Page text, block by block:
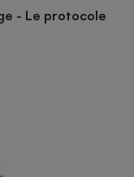
- Le protocole